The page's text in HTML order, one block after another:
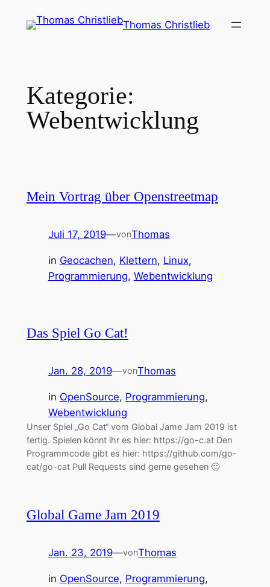
Inhalt
Thomas Christlieb
Kategorie:
Webentwicklung
Mein Vortrag über Openstreetmap
Juli 17, 2019—vonThomas
in Geocachen, Klettern, Linux
Programmierung, Webentwicklung
Das Spiel Go Cat!
Jan. 28, 2019—vonThomas
in OpenSource, Programmierung
Webentwicklung
Unser Spiel „Go Cat“ vom Global Jame Jam 2019 ist
fertig. Spielen könnt ihr es hier: https://go-c.at Den
Programmcode gibt es hier: https://github.com/go-
cat/go-cat Pull Requests sind gerne gesehen 🙂
Global Game Jam 2019
Jan. 23, 2019—vonThomas
in OpenSource, Programmierung